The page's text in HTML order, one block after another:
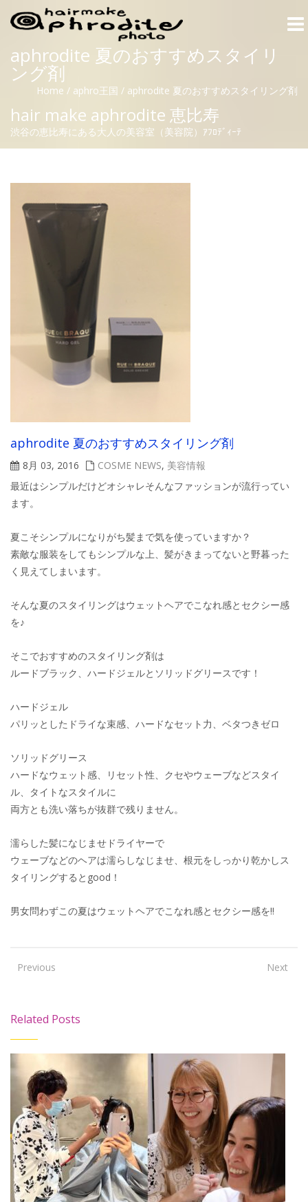
hair make aphrodite 恵比寿
渋谷の恵比寿にある大人の美容室（美容院）ｱﾌﾛﾃﾞｨｰﾃ
aphrodite 夏のおすすめスタイリ
ング剤
Home / aphro王国 / aphrodite 夏のおすすめスタイリング剤
aphrodite 夏のおすすめスタイリング剤
8月 03, 2016 COSME NEWS, 美容情報
最近はシンプルだけどオシャレそんなファッションが流行ってい
ます。
夏こそシンプルになりがち髪まで気を使っていますか？
素敵な服装をしてもシンプルな上、髪がきまってないと野暮った
く見えてしまいます。
そんな夏のスタイリングはウェットヘアでこなれ感とセクシー感
を♪
そこでおすすめのスタイリング剤は
ルードブラック、ハードジェルとソリッドグリースです！
ハードジェル
パリッとしたドライな束感、ハードなセット力、ベタつきゼロ
ソリッドグリース
ハードなウェット感、リセット性、クセやウェーブなどスタイ
ル、タイトなスタイルに
両方とも洗い落ちが抜群で残りません。
濡らした髪になじませドライヤーで
ウェーブなどのヘアは濡らしなじませ、根元をしっかり乾かしス
タイリングするとgood！
男女問わずこの夏はウェットヘアでこなれ感とセクシー感を!!
Previous Next
Related Posts